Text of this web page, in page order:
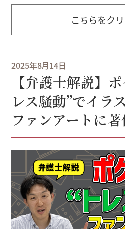
こちらをクリ
2025年8月14日
【弁護士解説】
レス騒動”でイラ
ファンアートに